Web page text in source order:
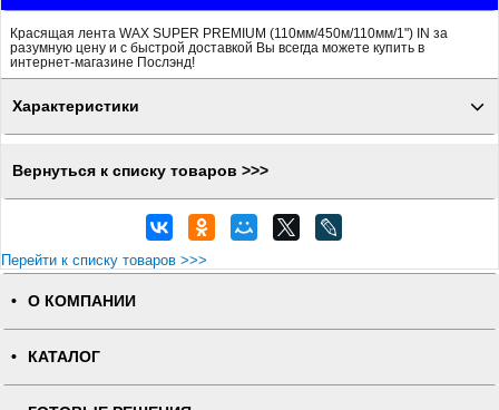
Красящая лента WAX SUPER PREMIUM (110мм/450м/110мм/1") IN за
разумную цену и с быстрой доставкой Вы всегда можете купить в
интернет-магазине Послэнд!
Характеристики
Вернуться к списку товаров >>>
Перейти к списку товаров >>>
О КОМПАНИИ
КАТАЛОГ